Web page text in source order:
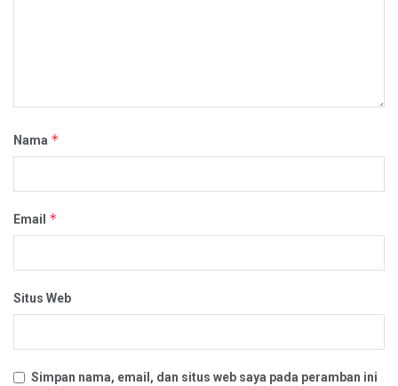
Nama *
Email *
Situs Web
Simpan nama, email, dan situs web saya pada peramban ini